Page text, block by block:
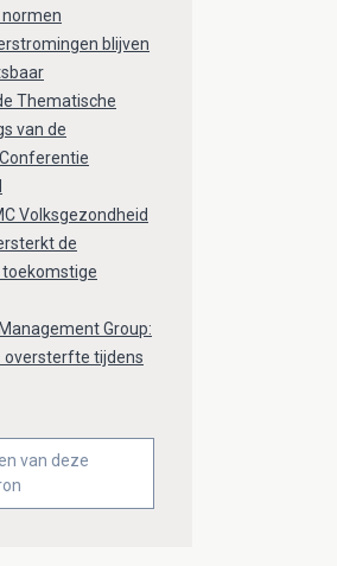
normen
blijven
Thematische
van de
Volksgezondheid
de
Group:
oversterfte tijdens
van deze